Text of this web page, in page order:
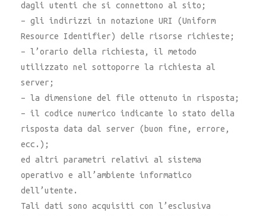
dagli utenti che si connettono al sito;
– gli indirizzi in notazione URI (Uniform
Resource Identifier) delle risorse richieste;
– l’orario della richiesta, il metodo
utilizzato nel sottoporre la richiesta al
server;
– la dimensione del file ottenuto in risposta;
– il codice numerico indicante lo stato della
risposta data dal server (buon fine, errore,
ecc.);
ed altri parametri relativi al sistema
operativo e all’ambiente informatico
dell’utente.
Tali dati sono acquisiti con l’esclusiva